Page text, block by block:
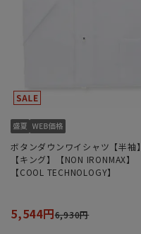
ボタンダウンワイシャツ【半袖】
【キング】【NON IRONMAX】
【COOL TECHNOLOGY】
5,544円6,930円